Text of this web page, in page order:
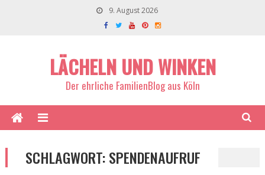
9. August 2026
LÄCHELN UND WINKEN
Der ehrliche FamilienBlog aus Köln
SCHLAGWORT:SPENDENAUFRUF